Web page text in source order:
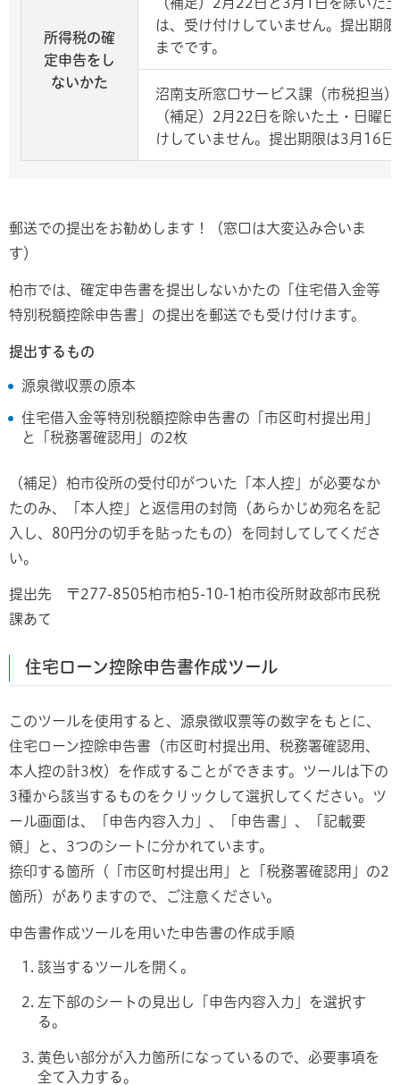
所得税の確
定申告を し
ないかた
は、受け付けしていません。提出期
までです。
沼南支所窓口サービス課（市税担当）
（補足）2月22日を除いた土・日曜
けしていません。提出期限は3月16日
郵送での提出をお勧めします！（窓口は大変込み合いま
す）
柏市では、確定申告書を提出しないかたの「住宅借入金等
特別税額控除申告書」の提出を郵送でも受け付けます。
提出するもの
源泉徴収票の原本
住宅借入金等特別税額控除申告書の「市区町村提出用」
と「税務署確認用」の2枚
（補足）柏市役所の受付印がついた「本人控」が必要なか
たのみ、「本人控」と返信用の封筒（あらかじめ宛名を記
入し、80円分の切手を貼ったもの）を同封してしてくださ
い。
提出先 〒277-8505柏市柏5-10-1柏市役所財政部市民税
課あて
住宅ローン控除申告書作成ツール
このツールを使用すると、源泉徴収票等の数字をもとに、
住宅ローン控除申告書（市区町村提出用、税務署確認用、
本人控の計3枚）を作成することができます。ツールは下の
3種から該当するものをクリックして選択してください。ツ
ール画面は、「申告内容入力」、「申告書」、「記載要
領」と、3つのシートに分かれています。
捺印する箇所（「市区町村提出用」と「税務署確認用」の2
箇所）がありますので、ご注意ください。
申告書作成ツールを用いた申告書の作成手順
該当するツールを開く。
左下部のシートの見出し「申告内容入力」を選択す
る。
黄色い部分が入力箇所になっているので、必要事項を
全て入力する。